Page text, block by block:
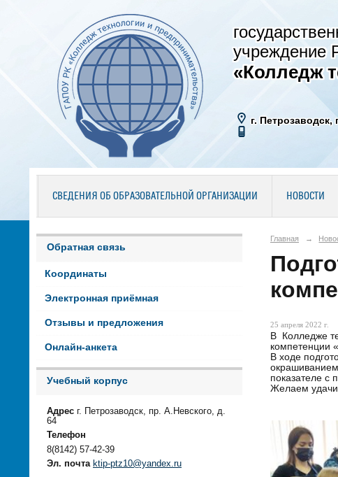
учреждение
«Колледж
г. Петрозаводск,
СВЕДЕНИЯ ОБ ОБРАЗОВАТЕЛЬНОЙ ОРГАНИЗАЦИИ НОВОСТИ
Обратная связь
Координаты
Электронная приёмная
Отзывы и предложения
Онлайн-анкета
Учебный корпус
Адрес г. Петрозаводск, пр. А.Невского, д.
64
Телефон
8(8142) 57-42-39
Эл. почта ktip-ptz10@yandex.ru
Главная →
25 апреля 2022 г.
В Колледже
компетенции
В ходе
показателе с
Желаем